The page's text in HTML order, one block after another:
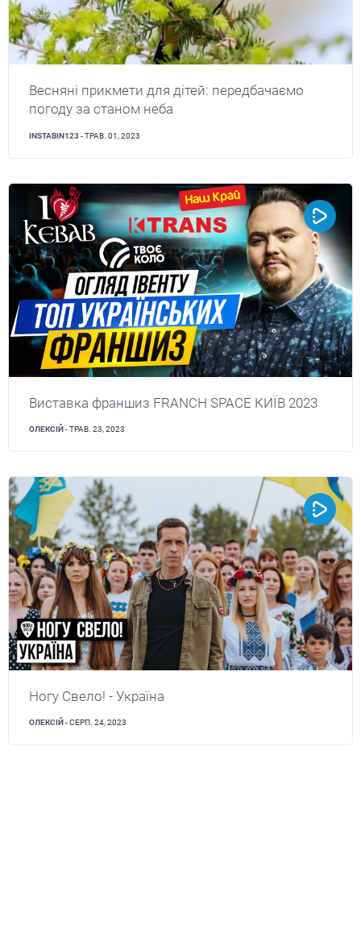
Весняні прикмети для дітей: передбачаємо
погоду за станом неба
INSTABIN123 - ТРАВ. 01, 2023
Виставка франшиз FRANCH SPACE КИЇВ 2023
ОЛЕКСІЙ - ТРАВ. 23, 2023
Ногу Свело! - Украïна
ОЛЕКСІЙ - СЕРП. 24, 2023